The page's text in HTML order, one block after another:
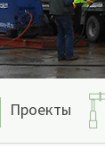
Проекты